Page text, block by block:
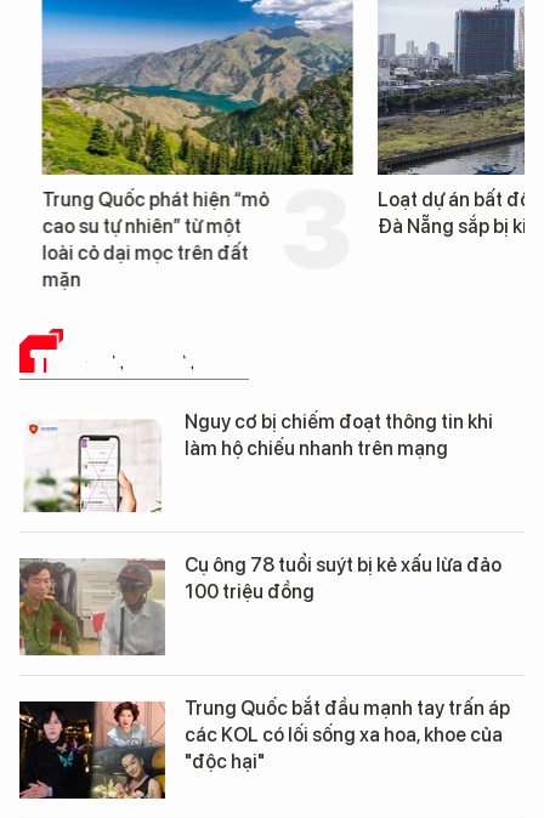
Trung Quốc phát hiện “mỏ
cao su tự nhiên” từ một
loài cỏ dại mọc trên đất
mặn
Loạt dự án bất động
Đà Nẵng sắp bị kiểm
TRUYỀN THÔNG SỐ
Nguy cơ bị chiếm đoạt thông tin khi
làm hộ chiếu nhanh trên mạng
Cụ ông 78 tuổi suýt bị kẻ xấu lừa đảo
100 triệu đồng
Trung Quốc bắt đầu mạnh tay trấn áp
các KOL có lối sống xa hoa, khoe của
"độc hại"